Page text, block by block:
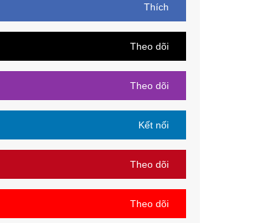
Thích
Theo dõi
Theo dõi
Kết nối
Theo dõi
Theo dõi